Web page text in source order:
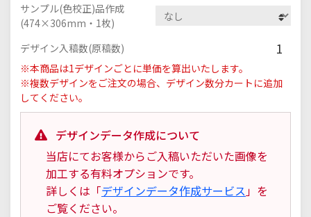
サンプル(色校正)品作成
(474×306mm・1枚)
デザイン入稿数(原稿数)
1
※本商品は1デザインごとに単価を算出いたします。
※複数デザインをご注文の場合、デザイン数分カートに追加
してください。
デザインデータ作成について
当店にてお客様からご入稿いただいた画像を
加工する有料オプションです。
詳しくは「デザインデータ作成サービス 」を
ご覧ください。